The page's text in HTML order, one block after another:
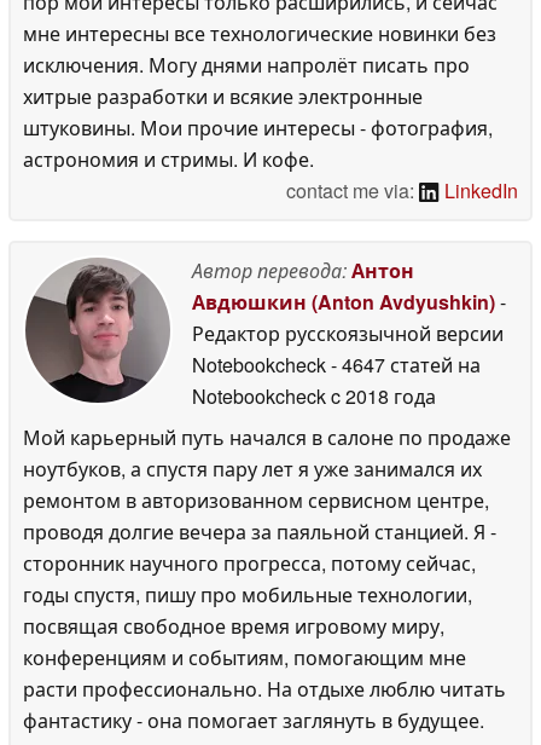
мне интересны все технологические новинки без
исключения. Могу днями напролёт писать про
хитрые разработки и всякие электронные
штуковины. Мои прочие интересы - фотография,
астрономия и стримы. И кофе.
contact me via:
LinkedIn
Автор перевода:Антон
Авдюшкин (Anton Avdyushkin)-
Редактор русскоязычной версии
Notebookcheck- 4647 статей на
Notebookcheckc 2018 года
Мой карьерный путь начался в салоне по продаже
ноутбуков, а спустя пару лет я уже занимался их
ремонтом в авторизованном сервисном центре,
проводя долгие вечера за паяльной станцией. Я -
сторонник научного прогресса, потому сейчас,
годы спустя, пишу про мобильные технологии,
посвящая свободное время игровому миру,
конференциям и событиям, помогающим мне
расти профессионально. На отдыхе люблю читать
фантастику - она помогает заглянуть в будущее.